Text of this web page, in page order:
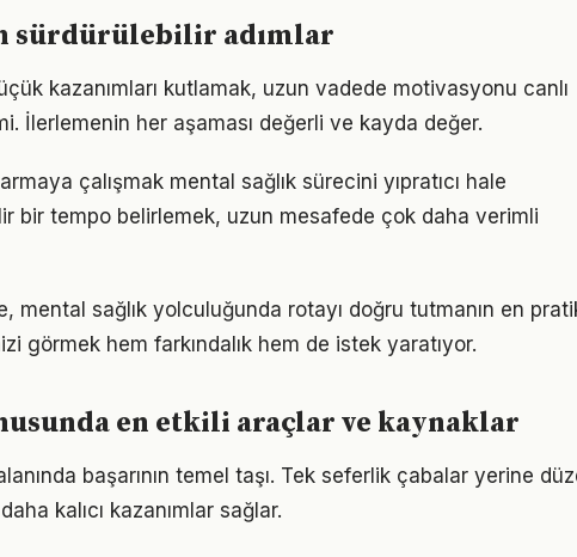
sürdürülebilir adımlar
kazanımları kutlamak, uzun vadede motivasyonu canlı
İlerlemenin her aşaması değerli ve kayda değer.
çalışmak mental sağlık sürecini yıpratıcı hale
bir tempo belirlemek, uzun mesafede çok daha verimli
mental sağlık yolculuğunda rotayı doğru tutmanın en
görmek hem farkındalık hem de istek yaratıyor.
en etkili araçlar ve kaynaklar
başarının temel taşı. Tek seferlik çabalar yerine
kalıcı kazanımlar sağlar.